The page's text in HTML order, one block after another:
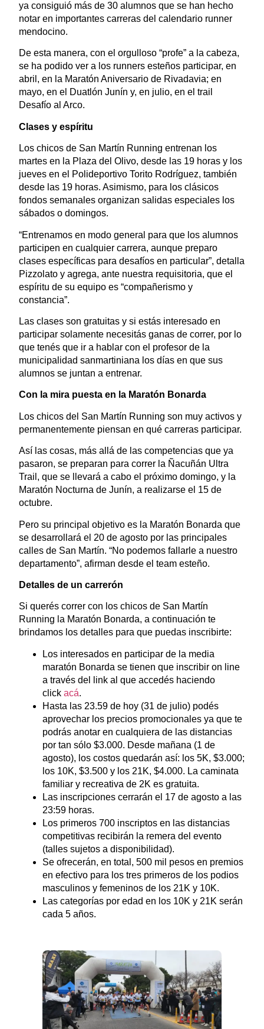
ya consiguió más de 30 alumnos que se han hecho
notar en importantes carreras del calendario runner
mendocino.
De esta manera, con el orgulloso “profe” a la cabeza,
se ha podido ver a los runners esteños participar, en
abril, en la Maratón Aniversario de Rivadavia; en
mayo, en el Duatlón Junín y, en julio, en el trail
Desafío al Arco.
Clases y espíritu
Los chicos de San Martín Running entrenan los
martes en la Plaza del Olivo, desde las 19 horas y los
jueves en el Polideportivo Torito Rodríguez, también
desde las 19 horas. Asimismo, para los clásicos
fondos semanales organizan salidas especiales los
sábados o domingos.
“Entrenamos en modo general para que los alumnos
participen en cualquier carrera, aunque preparo
clases específicas para desafíos en particular”, detalla
Pizzolato y agrega, ante nuestra requisitoria, que el
espíritu de su equipo es “compañerismo y
constancia”.
Las clases son gratuitas y si estás interesado en
participar solamente necesitás ganas de correr, por lo
que tenés que ir a hablar con el profesor de la
municipalidad sanmartiniana los días en que sus
alumnos se juntan a entrenar.
Con la mira puesta en la Maratón Bonarda
Los chicos del San Martín Running son muy activos y
permanentemente piensan en qué carreras participar.
Así las cosas, más allá de las competencias que ya
pasaron, se preparan para correr la Ñacuñán Ultra
Trail, que se llevará a cabo el próximo domingo, y la
Maratón Nocturna de Junín, a realizarse el 15 de
octubre.
Pero su principal objetivo es la Maratón Bonarda que
se desarrollará el 20 de agosto por las principales
calles de San Martín. “No podemos fallarle a nuestro
departamento”, afirman desde el team esteño.
Detalles de un carrerón
Si querés correr con los chicos de San Martín
Running la Maratón Bonarda, a continuación te
brindamos los detalles para que puedas inscribirte:
Los interesados en participar de la media
maratón Bonarda se tienen que inscribir on line
a través del link al que accedés haciendo
click acá.
Hasta las 23.59 de hoy (31 de julio) podés
aprovechar los precios promocionales ya que te
podrás anotar en cualquiera de las distancias
por tan sólo $3.000. Desde mañana (1 de
agosto), los costos quedarán así: los 5K, $3.000;
los 10K, $3.500 y los 21K, $4.000. La caminata
familiar y recreativa de 2K es gratuita.
Las inscripciones cerrarán el 17 de agosto a las
23:59 horas.
Los primeros 700 inscriptos en las distancias
competitivas recibirán la remera del evento
(talles sujetos a disponibilidad).
Se ofrecerán, en total, 500 mil pesos en premios
en efectivo para los tres primeros de los podios
masculinos y femeninos de los 21K y 10K.
Las categorías por edad en los 10K y 21K serán
cada 5 años.